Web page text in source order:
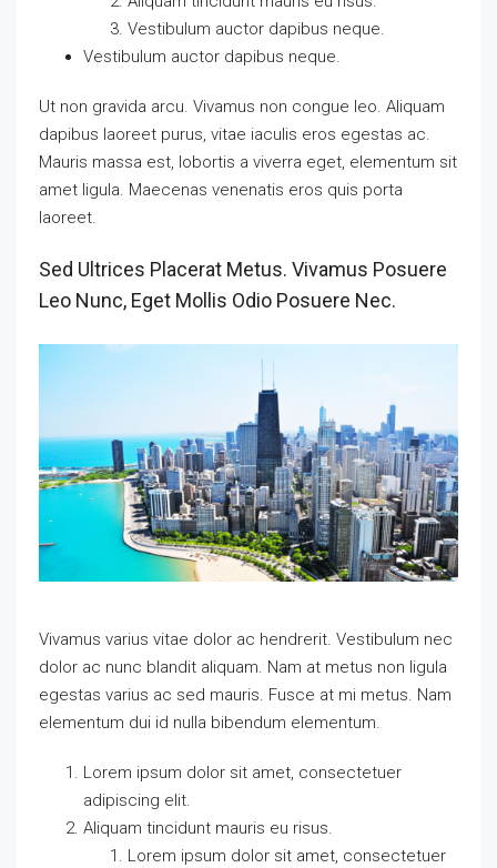
Vestibulum auctor dapibus neque.
Vestibulum auctor dapibus neque.
Ut non gravida arcu. Vivamus non congue leo. Aliquam
dapibus laoreet purus, vitae iaculis eros egestas ac.
Mauris massa est, lobortis a viverra eget, elementum sit
amet ligula. Maecenas venenatis eros quis porta
laoreet.
Sed Ultrices Placerat Metus. Vivamus Posuere
Leo Nunc, Eget Mollis Odio Posuere Nec.
Vivamus varius vitae dolor ac hendrerit. Vestibulum nec
dolor ac nunc blandit aliquam. Nam at metus non ligula
egestas varius ac sed mauris. Fusce at mi metus. Nam
elementum dui id nulla bibendum elementum.
Lorem ipsum dolor sit amet, consectetuer
adipiscing elit.
Aliquam tincidunt mauris eu risus.
Lorem ipsum dolor sit amet, consectetuer